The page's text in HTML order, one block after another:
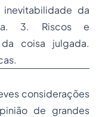
da
3. Riscos e
coisa julgada.
considerações
de grandes